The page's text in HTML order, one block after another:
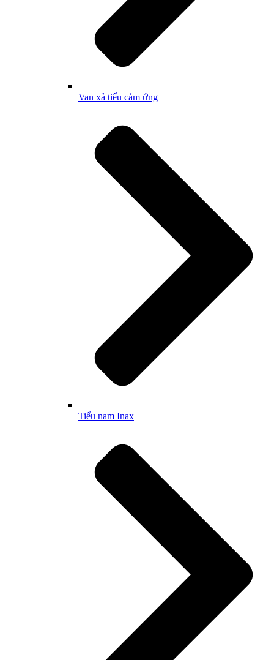
Van xả tiểu cảm ứng
Tiểu nam Inax